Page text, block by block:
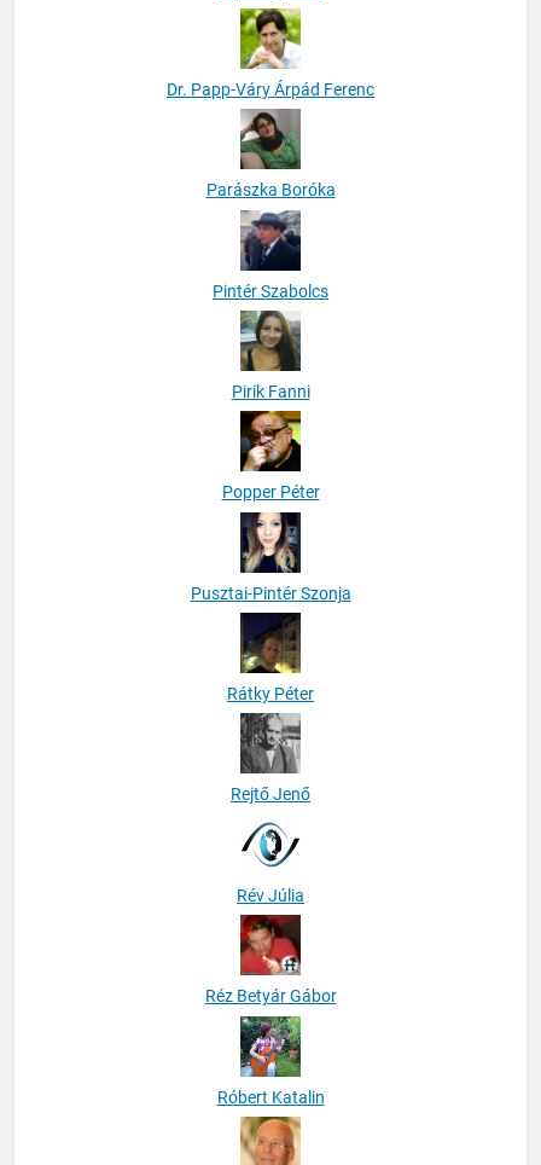
Dr. Papp-Váry Árpád Ferenc
Parászka Boróka
Pintér Szabolcs
Pirik Fanni
Popper Péter
Pusztai-Pintér Szonja
Rátky Péter
Rejtő Jenő
Rév Júlia
Réz Betyár Gábor
Róbert Katalin